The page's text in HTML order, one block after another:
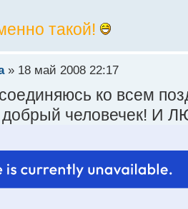
такой!
» 18 май 2008 22:17
ко всем
добрый человечек! И